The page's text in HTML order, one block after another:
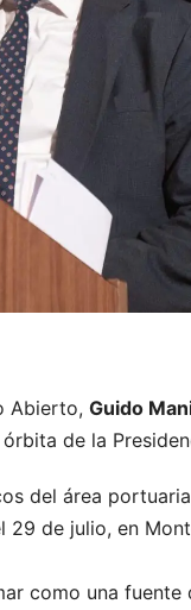
Abierto, Guido
de la
del área
29 de julio, en
como una fuente